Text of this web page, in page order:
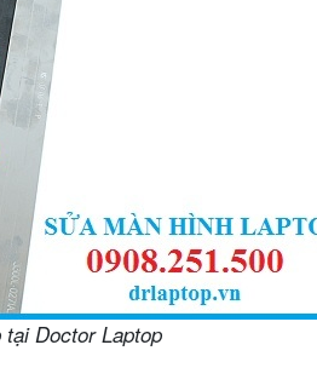
Doctor Laptop